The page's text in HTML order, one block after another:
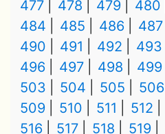
477 478 479 480
484
485 486 487
490
491 492 493
496
497 498 499
503
504 505 506
509
510 511 512
516
517 518 519